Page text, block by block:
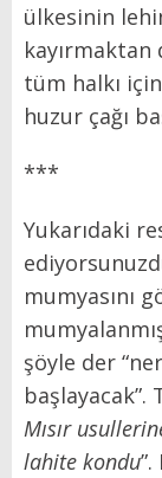
ülkesinin
kayırmaktan
tüm halkı
huzur çağı
***
Yukarıdaki
mumyasını
şöyle der
başlayacak”.
Mısır
lahite kondu